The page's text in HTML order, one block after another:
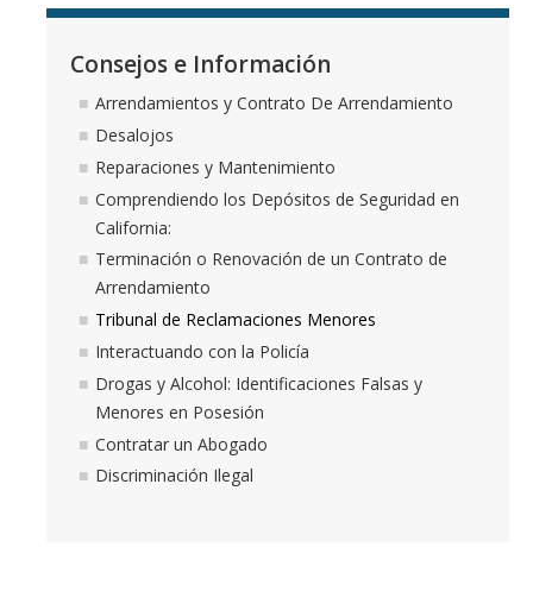
Consejos e Información
Arrendamientos y Contrato De Arrendamiento
Desalojos
Reparaciones y Mantenimiento
Comprendiendo los Depósitos de Seguridad en
California:
Terminación o Renovación de un Contrato de
Arrendamiento
Tribunal de Reclamaciones Menores
Interactuando con la Policía
Drogas y Alcohol: Identificaciones Falsas y
Menores en Posesión
Contratar un Abogado
Discriminación Ilegal